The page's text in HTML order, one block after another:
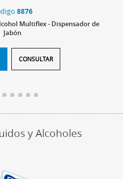
8876
Multiflex - Dispensador de
Jabón
CONSULTAR
y Alcoholes